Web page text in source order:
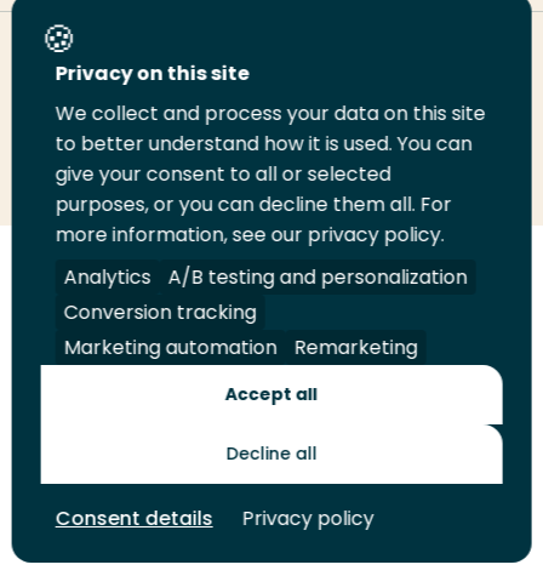
Deel deze pagina
Deel
LinkedIn
Deel
op
Twitter
Deel
op
Facebook
Email
deze
pagina
Print
deze
pagina
Volg
ons
op
LinkedIn
Volg
ons
op
Facebook
Volg
ons
op
YouTube
Volg
ons
op
Instagram
Juridisch Security A-Z Index
Contact
Toekomstmakers
Privacy on this site
We collect and process your data on this site
to better understand how it is used. You can
give your consent to all or selected
purposes, or you can decline them all. For
more information, see our privacy policy.
Analytics
A/B testing and personalization
Conversion tracking
Marketing automation
Remarketing
Accept all
Decline all
Consent details Privacy policy